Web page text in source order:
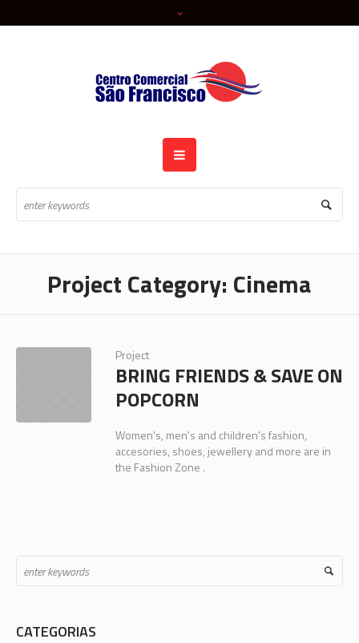
Project Category: Cinema
Project
BRING FRIENDS & SAVE ON
POPCORN
Women's, men's and children's fashion,
accesories, shoes, jewellery and more are in
the Fashion Zone .
CATEGORIAS